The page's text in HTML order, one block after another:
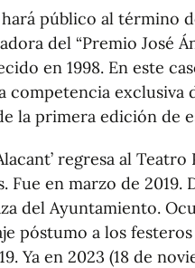
público al término
del “Premio José
en 1998. En este
competencia exclusiva
la primera edición de
regresa al
Fue en marzo de 2019.
del Ayuntamiento.
póstumo a los
Ya en 2023 (18 de